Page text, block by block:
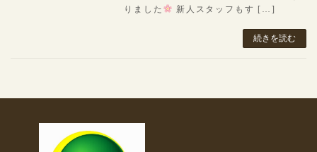
りました
新人スタッフもす […]
続きを読む